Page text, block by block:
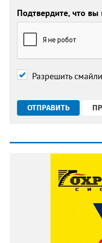
Подтвердите, что вы
Разрешить